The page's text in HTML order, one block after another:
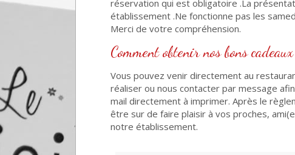
réservation qui est obligatoire .La
établissement .Ne fonctionne pas les
Merci de votre compréhension.
Comment obtenir nos bons
Vous pouvez venir directement au
réaliser ou nous contacter par message
mail directement à imprimer. Après le
être sur de faire plaisir à vos proches,
notre établissement.